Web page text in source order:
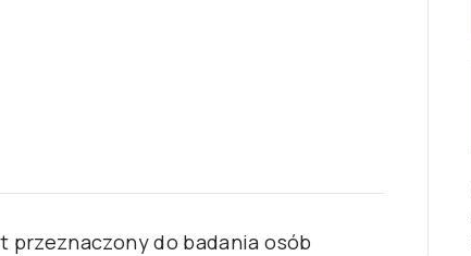
przeznaczony do badania osób